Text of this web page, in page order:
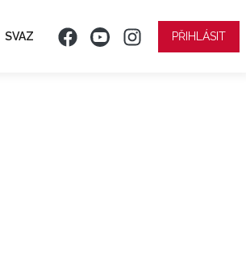
SVAZ PŘIHLÁSIT